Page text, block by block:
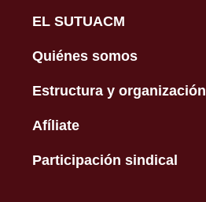
EL SUTUACM
Quiénes somos
Estructura y organización
Afíliate
Participación sindical